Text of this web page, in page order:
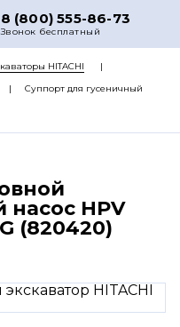
8 (800) 555-86-73
Звонок бесплатный
HITACHI
Суппорт для гусеничный
насос HPV
(820420)